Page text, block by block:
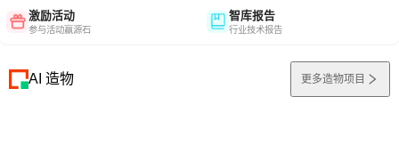
激励活动
参与活动赢源石
智库报告
行业技术报告
AI 造物 更多造物项目